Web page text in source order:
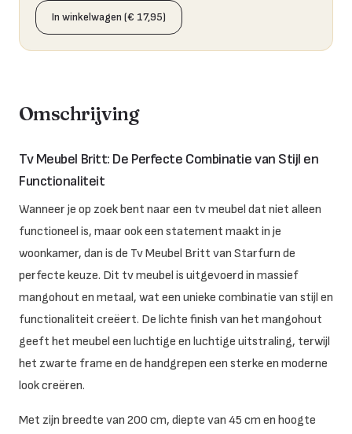
In winkelwagen (€ 17,95)
Omschrijving
Tv Meubel Britt: De Perfecte Combinatie van Stijl en
Functionaliteit
Wanneer je op zoek bent naar een tv meubel dat niet alleen
functioneel is, maar ook een statement maakt in je
woonkamer, dan is de Tv Meubel Britt van Starfurn de
perfecte keuze. Dit tv meubel is uitgevoerd in massief
mangohout en metaal, wat een unieke combinatie van stijl en
functionaliteit creëert. De lichte finish van het mangohout
geeft het meubel een luchtige en luchtige uitstraling, terwijl
het zwarte frame en de handgrepen een sterke en moderne
look creëren.
Met zijn breedte van 200 cm, diepte van 45 cm en hoogte